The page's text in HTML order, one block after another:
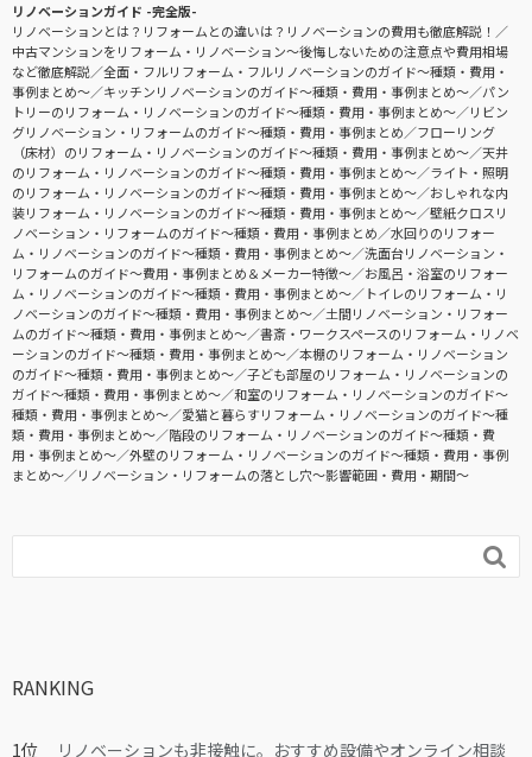
リノベーションガイド -完全版-
リノベーションとは？リフォームとの違いは？リノベーションの費用も徹底解説！
中古マンションをリフォーム・リノベーション〜後悔しないための注意点や費用相場
など徹底解説
全面・フルリフォーム・フルリノベーションのガイド〜種類・費用・
事例まとめ〜
キッチンリノベーションのガイド〜種類・費用・事例まとめ〜
パン
トリーのリフォーム・リノベーションのガイド〜種類・費用・事例まとめ〜
リビン
グリノベーション・リフォームのガイド〜種類・費用・事例まとめ
フローリング
（床材）のリフォーム・リノベーションのガイド〜種類・費用・事例まとめ〜
天井
のリフォーム・リノベーションのガイド〜種類・費用・事例まとめ〜
ライト・照明
のリフォーム・リノベーションのガイド〜種類・費用・事例まとめ〜
おしゃれな内
装リフォーム・リノベーションのガイド〜種類・費用・事例まとめ〜
壁紙クロスリ
ノベーション・リフォームのガイド〜種類・費用・事例まとめ
水回りのリフォー
ム・リノベーションのガイド〜種類・費用・事例まとめ〜
洗面台リノベーション・
リフォームのガイド〜費用・事例まとめ＆メーカー特徴〜
お風呂・浴室のリフォー
ム・リノベーションのガイド〜種類・費用・事例まとめ〜
トイレのリフォーム・リ
ノベーションのガイド〜種類・費用・事例まとめ〜
土間リノベーション・リフォー
ムのガイド〜種類・費用・事例まとめ〜
書斎・ワークスペースのリフォーム・リノベ
ーションのガイド〜種類・費用・事例まとめ〜
本棚のリフォーム・リノベーション
のガイド〜種類・費用・事例まとめ〜
子ども部屋のリフォーム・リノベーションの
ガイド〜種類・費用・事例まとめ〜
和室のリフォーム・リノベーションのガイド〜
種類・費用・事例まとめ〜
愛猫と暮らすリフォーム・リノベーションのガイド〜種
類・費用・事例まとめ〜
階段のリフォーム・リノベーションのガイド〜種類・費
用・事例まとめ〜
外壁のリフォーム・リノベーションのガイド〜種類・費用・事例
まとめ〜
リノベーション・リフォームの落とし穴～影響範囲・費用・期間～

RANKING
リノベーションも非接触に。おすすめ設備やオンライン相談